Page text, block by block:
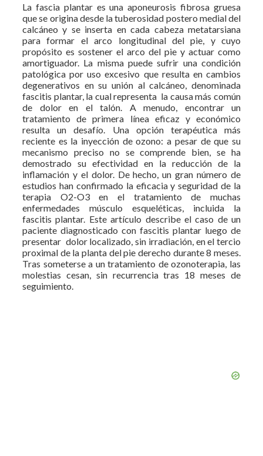
La fascia plantar es una aponeurosis fibrosa gruesa
que se origina desde la tuberosidad postero medial del
calcáneo y se inserta en cada cabeza metatarsiana
para formar el arco longitudinal del pie, y cuyo
propósito es sostener el arco del pie y actuar como
amortiguador. La misma puede sufrir una condición
patológica por uso excesivo que resulta en cambios
degenerativos en su unión al calcáneo, denominada
fascitis plantar, la cual representa la causa más común
de dolor en el talón. A menudo, encontrar un
tratamiento de primera línea eficaz y económico
resulta un desafío. Una opción terapéutica más
reciente es la inyección de ozono: a pesar de que su
mecanismo preciso no se comprende bien, se ha
demostrado su efectividad en la reducción de la
inflamación y el dolor. De hecho, un gran número de
estudios han confirmado la eficacia y seguridad de la
terapia O2-O3 en el tratamiento de muchas
enfermedades músculo esqueléticas, incluida la
fascitis plantar. Este artículo describe el caso de un
paciente diagnosticado con fascitis plantar luego de
presentar dolor localizado, sin irradiación, en el tercio
proximal de la planta del pie derecho durante 8 meses.
Tras someterse a un tratamiento de ozonoterapia, las
molestias cesan, sin recurrencia tras 18 meses de
seguimiento.